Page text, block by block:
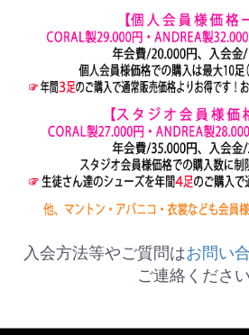
入会方法等やご質問はお問い
ご連絡ください